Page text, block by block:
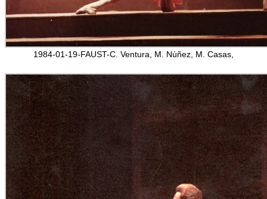
1984-01-19-FAUST-C. Ventura, M. Nùñez, M. Casas,